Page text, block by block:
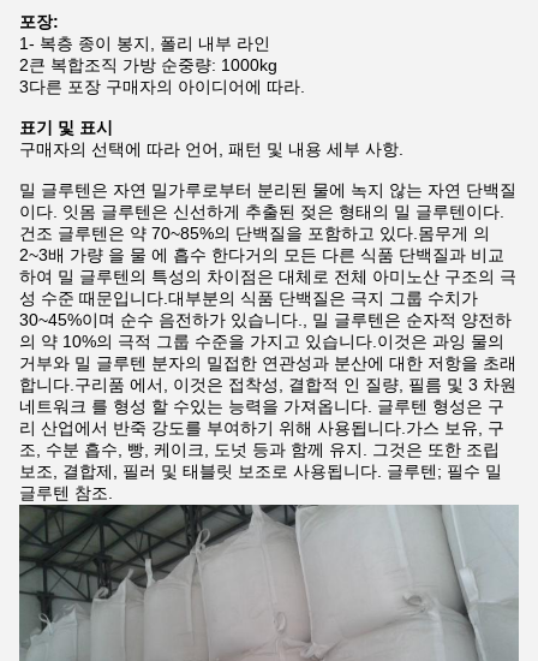
포장:
1- 복층 종이 봉지, 폴리 내부 라인
2큰 복합조직 가방 순중량: 1000kg
3다른 포장 구매자의 아이디어에 따라.
표기 및 표시
구매자의 선택에 따라 언어, 패턴 및 내용 세부 사항.
밀 글루텐은 자연 밀가루로부터 분리된 물에 녹지 않는 자연 단백질
이다. 잇몸 글루텐은 신선하게 추출된 젖은 형태의 밀 글루텐이다.
건조 글루텐은 약 70~85%의 단백질을 포함하고 있다.몸무게 의
2~3배 가량 을 물 에 흡수 한다거의 모든 다른 식품 단백질과 비교
하여 밀 글루텐의 특성의 차이점은 대체로 전체 아미노산 구조의 극
성 수준 때문입니다.대부분의 식품 단백질은 극지 그룹 수치가
30~45%이며 순수 음전하가 있습니다., 밀 글루텐은 순자적 양전하
의 약 10%의 극적 그룹 수준을 가지고 있습니다.이것은 과잉 물의
거부와 밀 글루텐 분자의 밀접한 연관성과 분산에 대한 저항을 초래
합니다.구리품 에서, 이것은 접착성, 결합적 인 질량, 필름 및 3 차원
네트워크 를 형성 할 수있는 능력을 가져옵니다. 글루텐 형성은 구
리 산업에서 반죽 강도를 부여하기 위해 사용됩니다.가스 보유, 구
조, 수분 흡수, 빵, 케이크, 도넛 등과 함께 유지. 그것은 또한 조립
보조, 결합제, 필러 및 태블릿 보조로 사용됩니다. 글루텐; 필수 밀
글루텐 참조.